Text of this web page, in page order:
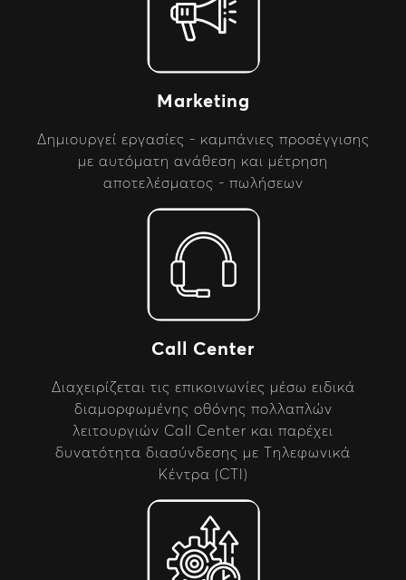
Marketing
Δημιουργεί εργασίες - καμπάνιες προσέγγισης
με αυτόματη ανάθεση και μέτρηση
αποτελέσματος - πωλήσεων
Call Center
Διαχειρίζεται τις επικοινωνίες μέσω ειδικά
διαμορφωμένης οθόνης πολλαπλών
λειτουργιών Call Center και παρέχει
δυνατότητα διασύνδεσης με Τηλεφωνικά
Κέντρα (CTI)